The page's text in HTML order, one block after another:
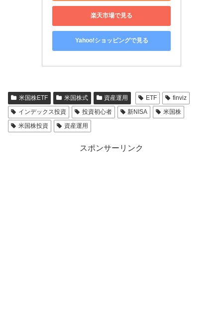
楽天市場で見る
Yahoo!ショッピングで見る
米国株ETF 米国株式 資産運用 ETF
finviz
インデックス投資
投資初心者 新NISA
米国株
米国株投資
資産運用
スポンサーリンク